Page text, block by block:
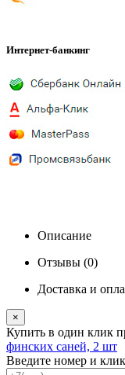
Интернет-банкинг
Описание
Отзывы (0)
Доставка и
×
Купить в один клик
финских саней, 2 шт
Введите номер и